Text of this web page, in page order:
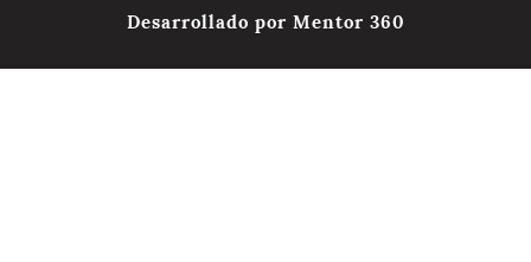
Desarrollado por Mentor 360